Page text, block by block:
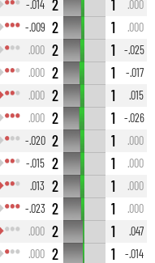
-.014 2 1
.000
-.009 2 1
.000
.000 2 1
-.025
.000 2 1
-.017
.000 2 1
.015
.000 2 1
-.026
-.020 2 1
.000
-.015 2 1
.000
.013 2 1
.000
-.023 2 1
.000
.000 2 1
.047
.000 2 1 -.014